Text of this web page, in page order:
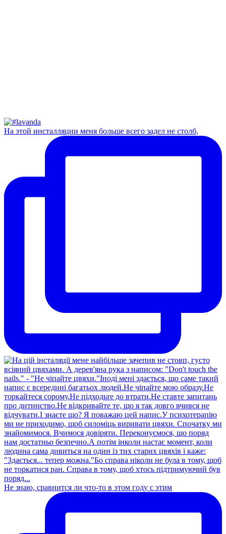
На этой инсталляции меня больше всего задел не столб,
Не знаю, сравнится ли что-то в этом году с этим